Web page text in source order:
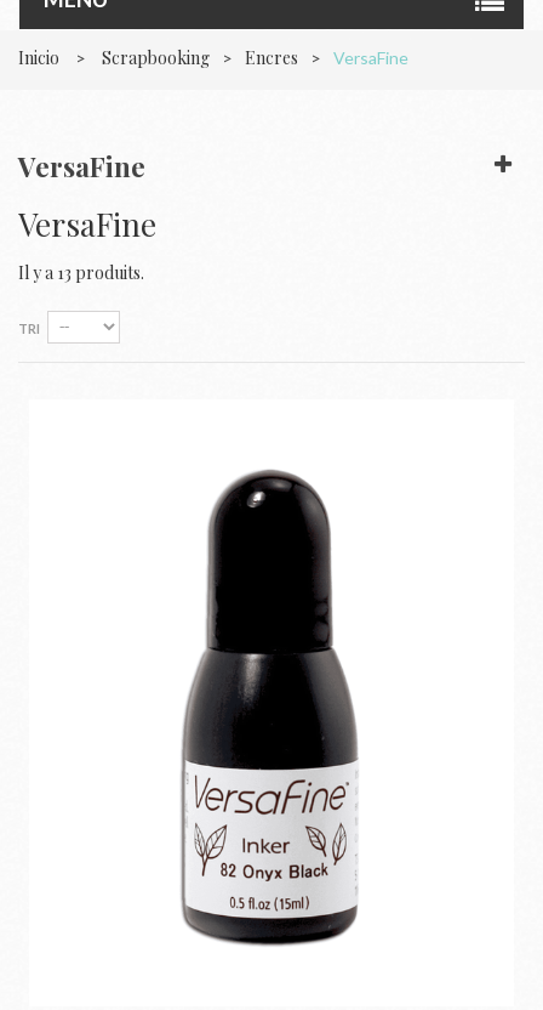
Inicio > Scrapbooking > Encres > VersaFine
VersaFine
VersaFine
Il y a 13 produits.
TRI